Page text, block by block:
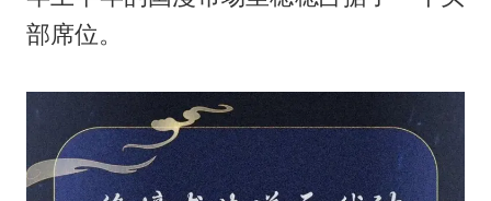
部席位。